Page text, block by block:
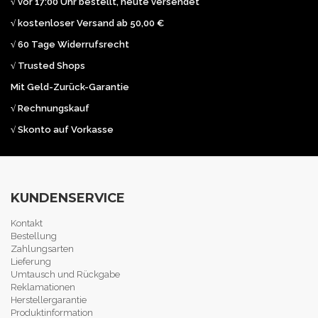
√ kostenloser Versand ab 50,00 €
√ 60 Tage Widerrufsrecht
√ Trusted Shops
Mit Geld-Zurück-Garantie
√ Rechnungskauf
√ Skonto auf Vorkasse
KUNDENSERVICE
Kontakt
Bestellung
Zahlungsarten
Lieferung
Umtausch und Rückgabe
Reklamationen
Herstellergarantie
Produktinformation